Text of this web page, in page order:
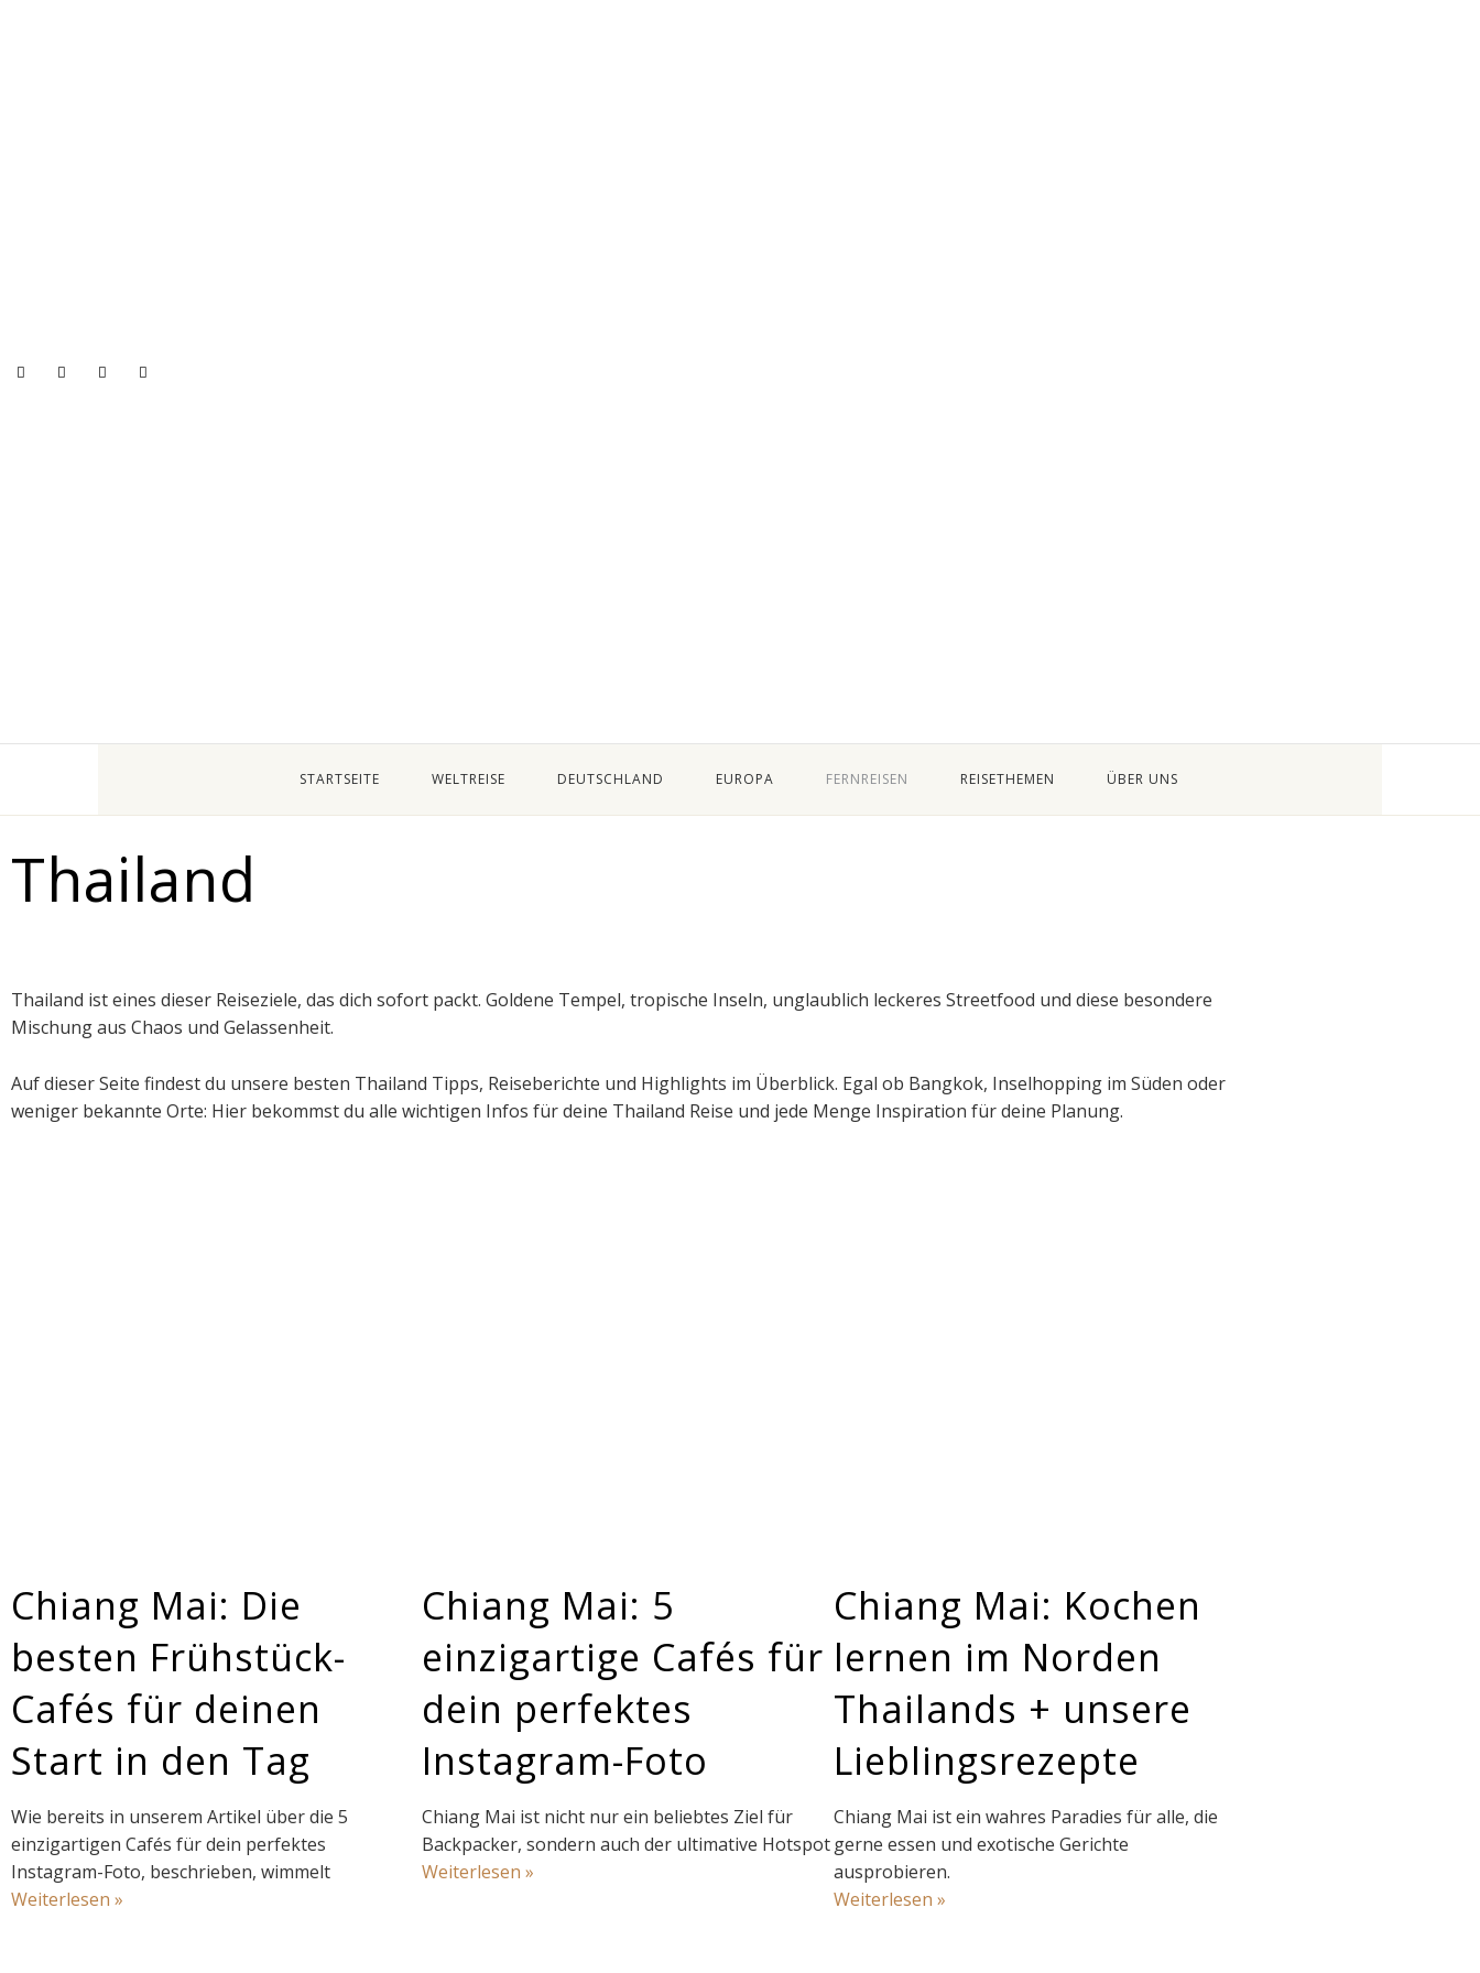
STARTSEITE WELTREISE DEUTSCHLAND EUROPA FERNREISEN REISETHEMEN ÜBER UNS
Thailand
Thailand ist eines dieser Reiseziele, das dich sofort packt. Goldene Tempel, tropische Inseln, unglaublich leckeres Streetfood und diese besondere
Mischung aus Chaos und Gelassenheit.
Auf dieser Seite findest du unsere besten Thailand Tipps, Reiseberichte und Highlights im Überblick. Egal ob Bangkok, Inselhopping im Süden oder
weniger bekannte Orte: Hier bekommst du alle wichtigen Infos für deine Thailand Reise und jede Menge Inspiration für deine Planung.
Chiang Mai: Die
besten Frühstück-
Cafés für deinen
Start in den Tag
Wie bereits in unserem Artikel über die 5
einzigartigen Cafés für dein perfektes
Instagram-Foto, beschrieben, wimmelt
Weiterlesen »
Chiang Mai: 5
einzigartige Cafés für
dein perfektes
Instagram-Foto
Chiang Mai ist nicht nur ein beliebtes Ziel für
Backpacker, sondern auch der ultimative Hotspot
Weiterlesen »
Chiang Mai: Kochen
lernen im Norden
Thailands + unsere
Lieblingsrezepte
Chiang Mai ist ein wahres Paradies für alle, die
gerne essen und exotische Gerichte
ausprobieren.
Weiterlesen »